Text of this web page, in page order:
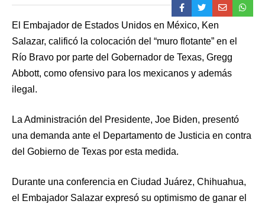
El Embajador de Estados Unidos en México, Ken
Salazar, calificó la colocación del “muro flotante” en el
Río Bravo por parte del Gobernador de Texas, Gregg
Abbott, como ofensivo para los mexicanos y además
ilegal.
La Administración del Presidente, Joe Biden, presentó
una demanda ante el Departamento de Justicia en contra
del Gobierno de Texas por esta medida.
Durante una conferencia en Ciudad Juárez, Chihuahua,
el Embajador Salazar expresó su optimismo de ganar el